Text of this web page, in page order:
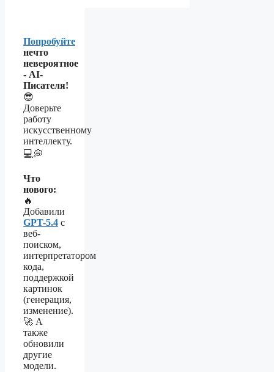
Попробуйте
нечто
невероятное
- AI-
Писателя!
😎
Доверьте
работу
искусственному
интеллекту.
💻💭
Что
нового:
🔥
Добавили
GPT-5.4 с
веб-
поиском,
интерпретатором
кода,
поддержкой
картинок
(генерация,
изменение).
🚀 А
также
обновили
другие
модели.